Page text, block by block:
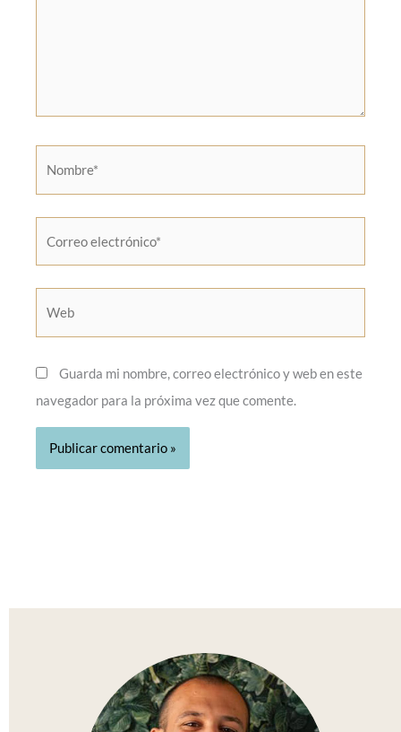
Guarda mi nombre, correo electrónico y web en este
navegador para la próxima vez que comente.